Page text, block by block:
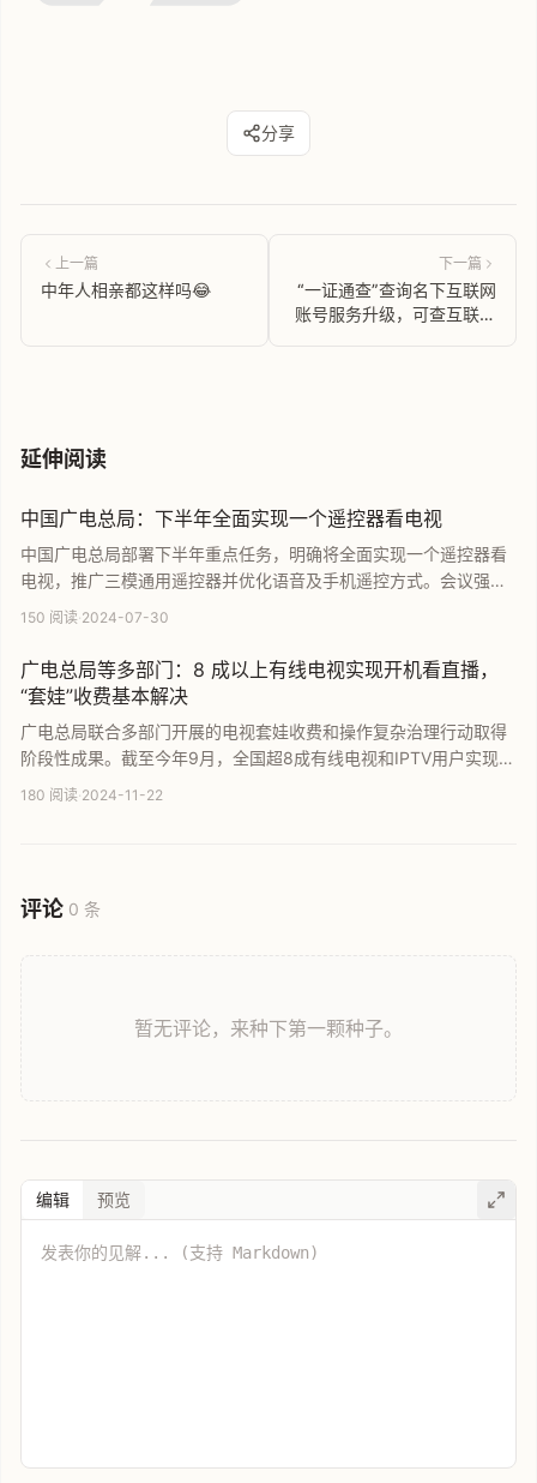
分享
上一篇
中年人相亲都这样吗😂
下一篇
“一证通查”查询名下互联网
账号服务升级，可查互联网
延伸阅读
中国广电总局：下半年全面实现一个遥控器看电视
中国广电总局部署下半年重点任务，明确将全面实现一个遥控器看
电视，推广三模通用遥控器并优化语音及手机遥控方式。会议强调
要完成全国酒店电视治理，并加快推进电视机机顶盒一体化及内置
准研制，让群众看电视更加方便快捷，提升整体视听体验。
150 阅读·2024-07-30
广电总局等多部门：8 成以上有线电视实现开机看直播，
“套娃”收费基本解决
广电总局联合多部门开展的电视套娃收费和操作复杂治理行动取得
阶段性成果。截至今年9月，全国超8成有线电视和IPTV用户实现开
机看直播，覆盖1100万间酒店客房。通过规范收费包数量及增加免
180 阅读·2024-11-22
评论 0 条
暂无评论，来种下第一颗种子。
编辑 预览